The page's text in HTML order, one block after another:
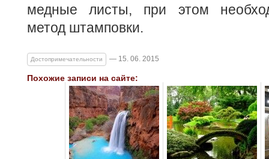
медные листы, при этом
метод штамповки.
Достопримечательности — 15. 06. 2015
Похожие записи на сайте: